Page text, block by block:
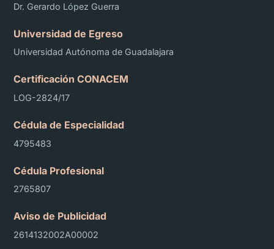
Dr. Gerardo López Guerra
Universidad de Egreso
Universidad Autónoma de Guadalajara
Certificación CONACEM
LOG-2824/17
Cédula de Especialidad
4795483
Cédula Profesional
2765807
Aviso de Publicidad
2614132002A00002